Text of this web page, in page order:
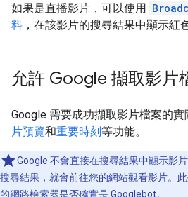
如果是直播影片，可以使用
料 ，在該影片的搜尋結果中顯示紅
允許 Google 擷取影片
Google 需要成功擷取影片檔案的
片預覽和重要時刻等功能。
Google 不會直接在搜尋結果中顯示影
搜尋結果，就會前往您的網站觀看影片。
的網路檢索器是否確實是 Googlebot。